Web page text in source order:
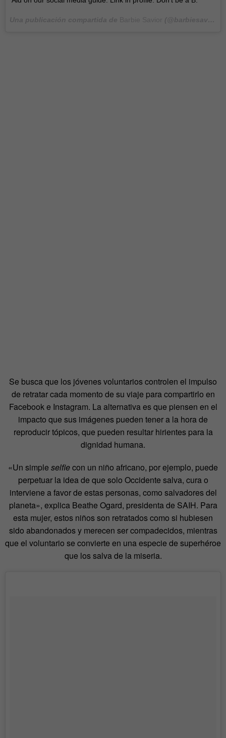
Se busca que los jóvenes voluntarios controlen el impulso
de retratar cada momento de su viaje para compartirlo en
Facebook e Instagram. La alternativa es que piensen en el
impacto que sus imágenes pueden tener a la hora de
reproducir tópicos, que pueden resultar hirientes para la
dignidad humana.
«Un simple selfiecon un niño africano, por ejemplo, puede
perpetuar la idea de que solo Occidente salva, cura o
interviene a favor de estas personas, como salvadores del
planeta», explica Beathe Ogard, presidenta de SAIH. Para
esta mujer, estos niños son retratados como si hubiesen
sido abandonados y merecen ser compadecidos, mientras
que el voluntario se convierte en una especie de superhéroe
que los salva de la miseria.